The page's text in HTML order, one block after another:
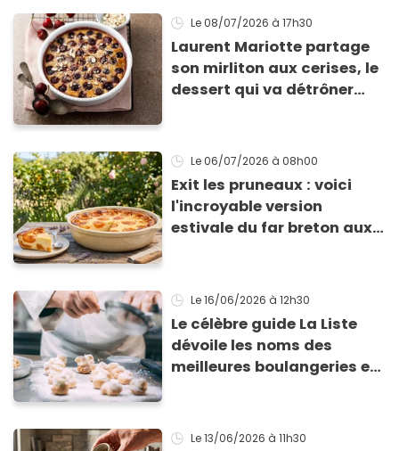
Le 08/07/2026 à 17h30
Laurent Mariotte partage
son mirliton aux cerises, le
dessert qui va détrôner
Le 06/07/2026 à 08h00
Exit les pruneaux : voici
l'incroyable version
estivale du far breton aux
Le 16/06/2026 à 12h30
Le célèbre guide La Liste
dévoile les noms des
meilleures boulangeries et
Le 13/06/2026 à 11h30